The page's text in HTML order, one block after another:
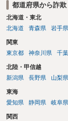
都道府県から詐
北海道・東北
北海道
青森県 岩手県
関東
東京都
神奈川県 千
北陸・甲信越
新潟県
長野県 山梨県
東海
愛知県
静岡県 岐阜県
関西